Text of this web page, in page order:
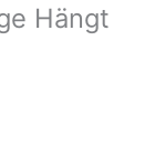
Hängt